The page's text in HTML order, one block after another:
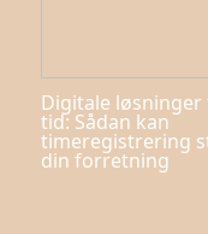
Digitale
tid: Sådan kan
timeregistrering
din forretning